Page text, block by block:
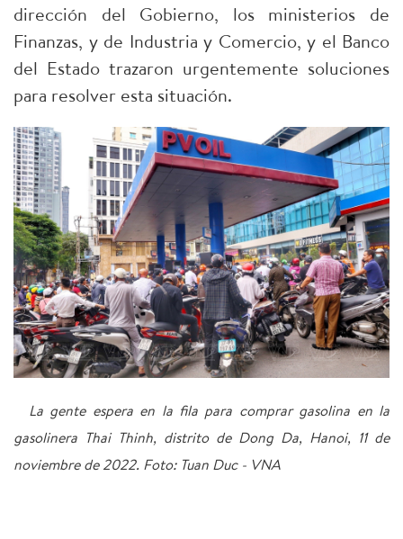
dirección del Gobierno, los ministerios de
Finanzas, y de Industria y Comercio, y el Banco
del Estado trazaron urgentemente soluciones
para resolver esta situación.
La gente espera en la fila para comprar gasolina en la
gasolinera Thai Thinh, distrito de Dong Da, Hanoi, 11 de
noviembre de 2022. Foto: Tuan Duc - VNA